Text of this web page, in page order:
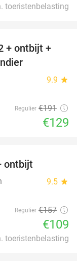
toeristenbelasting
32%
+ ontbijt +
9.9 star
Regulier €191
€129
ontbijt
9.5 star
Regulier €157
€109
toeristenbelasting